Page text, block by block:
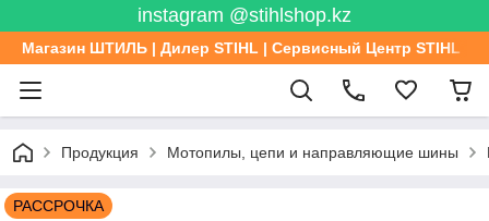
instagram @stihlshop.kz
Магазин ШТИЛЬ | Дилер STIHL | Сервисный Центр STIHL
Продукция Мотопилы, цепи и направляющие шины
РАССРОЧКА